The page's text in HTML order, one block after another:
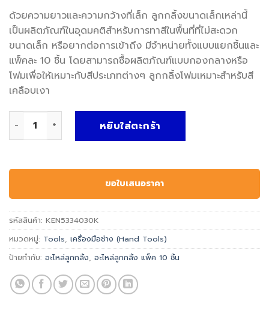
ด้วยความยาวและความกว้างที่เล็ก ลูกกลิ้งขนาดเล็กเหล่านี้
เป็นผลิตภัณฑ์ในอุดมคติสำหรับการทาสีในพื้นที่ที่ไม่สะดวก
ขนาดเล็ก หรือยากต่อการเข้าถึง มีจำหน่ายทั้งแบบแยกชิ้นและ
แพ็คละ 10 ชิ้น โดยสามารถซื้อผลิตภัณฑ์แบบกองกลางหรือ
โฟมเพื่อให้เหมาะกับสีประเภทต่างๆ ลูกกลิ้งโฟมเหมาะสำหรับสี
เคลือบเงา
หยิบใส่ตะกร้า
ขอใบเสนอราคา
รหัสสินค้า: KEN5334030K
หมวดหมู่: Tools, เครื่องมือช่าง (Hand Tools)
ป้ายกำกับ: อะไหล่ลูกกลิ้ง, อะไหล่ลูกกลิ้ง แพ็ค 10 ชิ้น